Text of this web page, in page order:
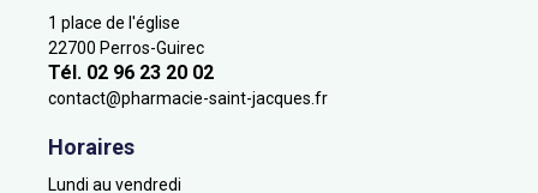
1 place de l'église
22700 Perros-Guirec
Tél. 02 96 23 20 02
contact@pharmacie-saint-jacques.fr
Horaires
Lundi au vendredi